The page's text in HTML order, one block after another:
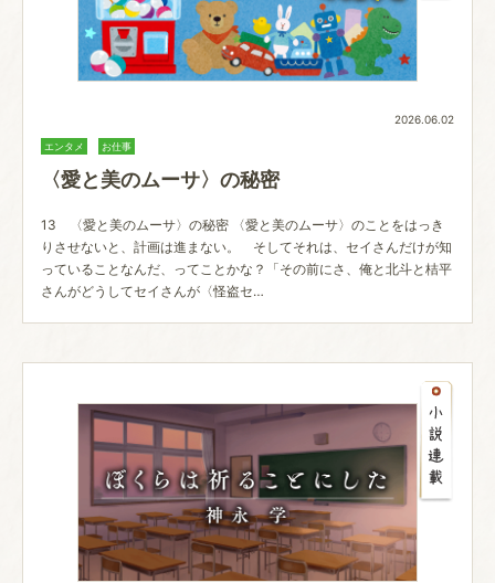
2026.06.02
エンタメ お仕事
〈愛と美のムーサ〉の秘密
13 〈愛と美のムーサ〉の秘密 〈愛と美のムーサ〉のことをはっき
りさせないと、計画は進まない。 そしてそれは、セイさんだけが知
っていることなんだ、ってことかな？「その前にさ、俺と北斗と桔平
さんがどうしてセイさんが〈怪盗セ…